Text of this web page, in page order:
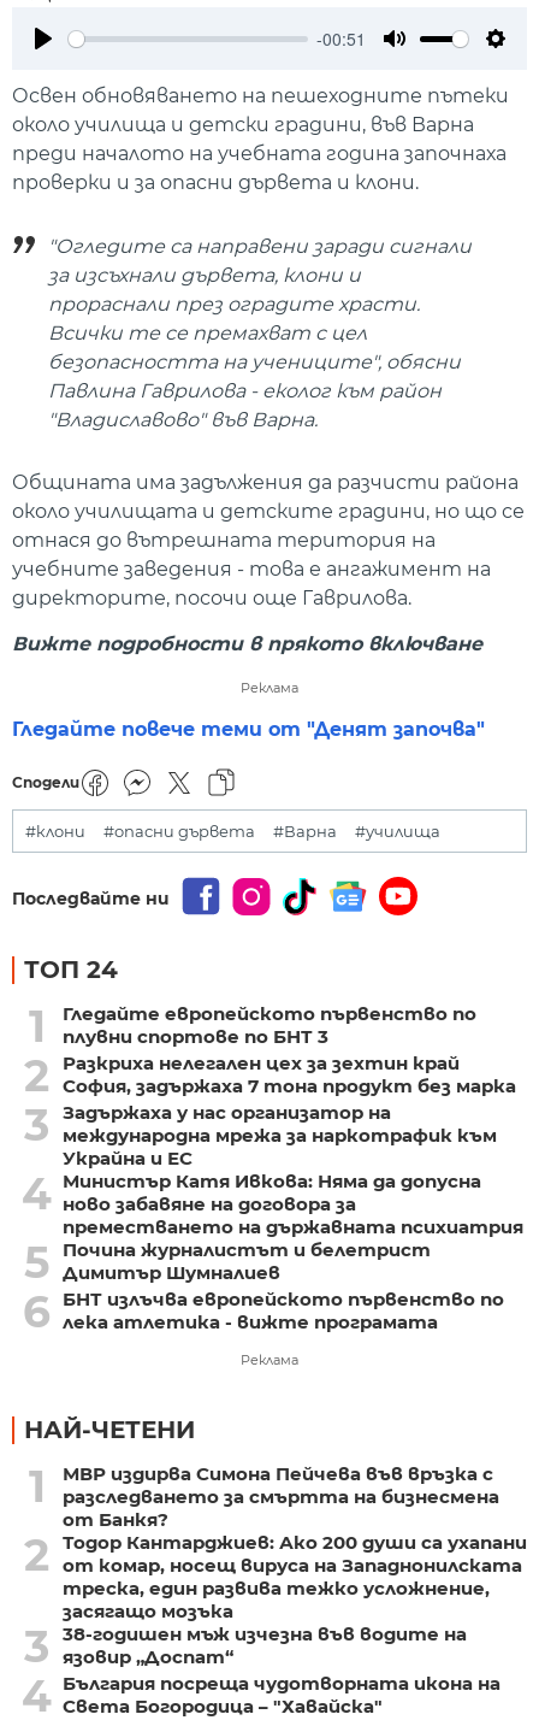
-00:51
Освен обновяването на пешеходните пътеки
около училища и детски градини, във Варна
преди началото на учебната година започнаха
проверки и за опасни дървета и клони.
"Огледите са направени заради сигнали
за изсъхнали дървета, клони и
прораснали през оградите храсти.
Всички те се премахват с цел
безопасността на учениците", обясни
Павлина Гаврилова - еколог към район
"Владиславово" във Варна.
Общината има задължения да разчисти района
около училищата и детските градини, но що се
отнася до вътрешната територия на
учебните заведения - това е ангажимент на
директорите, посочи още Гаврилова.
Вижте подробности в прякото включване
Реклама
Гледайте повече теми от "Денят започва"
Сподели
#клони #опасни дървета #Варна #училища
Последвайте ни
ТОП 24
1
Гледайте европейското първенство по
плувни спортове по БНТ 3
2
Разкриха нелегален цех за зехтин край
София, задържаха 7 тона продукт без марка
3
Задържаха у нас организатор на
международна мрежа за наркотрафик към
Украйна и ЕС
4 Министър Катя Ивкова: Няма да допусна
ново забавяне на договора за
преместването на държавната психиатрия
5
Почина журналистът и белетрист
Димитър Шумналиев
6
БНТ излъчва европейското първенство по
лека атлетика - вижте програмата
Реклама
НАЙ-ЧЕТЕНИ
1
МВР издирва Симона Пейчева във връзка с
разследването за смъртта на бизнесмена
от Банкя?
2
Тодор Кантарджиев: Ако 200 души са ухапани
от комар, носещ вируса на Западнонилската
треска, един развива тежко усложнение,
засягащо мозъка
3
38-годишен мъж изчезна във водите на
язовир „Доспат“
4 България посреща чудотворната икона на
Света Богородица – "Хавайска"